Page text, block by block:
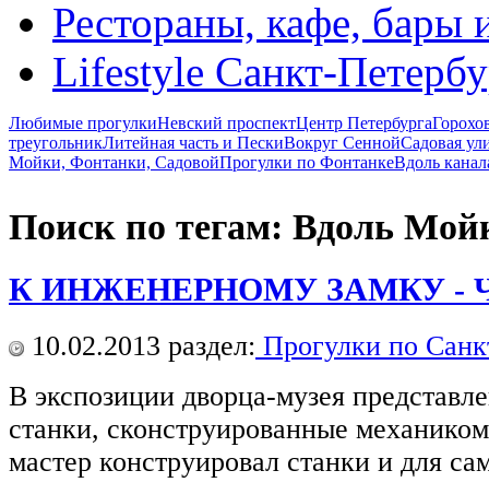
Рестораны, кафе, бары
Lifestyle Санкт-
Любимые прогулкиНевский проспектЦентр Петербурга
треугольникЛитейная часть и ПескиВокруг СеннойСадовая
Мойки, Фонтанки, СадовойПрогулки по ФонтанкеВдоль
Поиск по тегам: Вдоль
К ИНЖЕНЕРНОМУ ЗАМКУ -
10.02.2013 раздел: Прогулки по
В экспозиции дворца-музея
станки, сконструированные
мастер конструировал станки и для